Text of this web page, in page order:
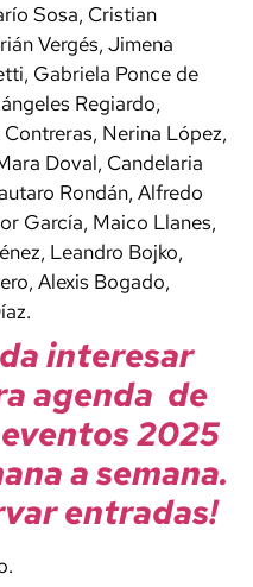
Sosa, Cristian
Vergés, Jimena
Gabriela Ponce de
Regiardo,
Nerina López,
Doval, Candelaria
Rondán, Alfredo
García, Maico Llanes,
Leandro Bojko,
Alexis Bogado,
interesar
agenda de
2025
a semana.
entradas!